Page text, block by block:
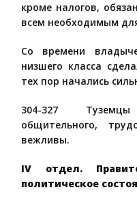
кроме налогов,
всем необходимым
Со времени
низшего класса
тех пор начались
304-327
общительного,
вежливы.
IV отдел.
политическое